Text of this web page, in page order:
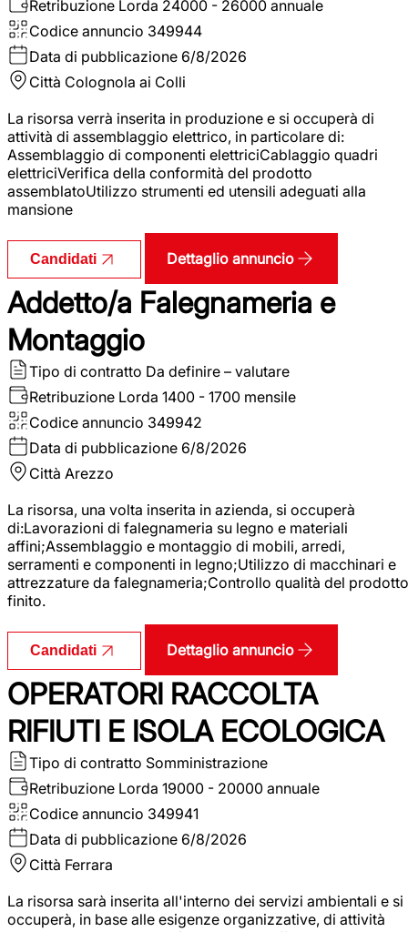
Retribuzione Lorda 24000 - 26000 annuale
Codice annuncio 349944
Data di pubblicazione 6/8/2026
Città Colognola ai Colli
La risorsa verrà inserita in produzione e si occuperà di
attività di assemblaggio elettrico, in particolare di:
Assemblaggio di componenti elettriciCablaggio quadri
elettriciVerifica della conformità del prodotto
assemblatoUtilizzo strumenti ed utensili adeguati alla
mansione
Candidati Dettaglio annuncio
Addetto/a Falegnameria e
Montaggio
Tipo di contratto Da definire – valutare
Retribuzione Lorda 1400 - 1700 mensile
Codice annuncio 349942
Data di pubblicazione 6/8/2026
Città Arezzo
La risorsa, una volta inserita in azienda, si occuperà
di:Lavorazioni di falegnameria su legno e materiali
affini;Assemblaggio e montaggio di mobili, arredi,
serramenti e componenti in legno;Utilizzo di macchinari e
attrezzature da falegnameria;Controllo qualità del prodotto
finito.
Candidati Dettaglio annuncio
OPERATORI RACCOLTA
RIFIUTI E ISOLA ECOLOGICA
Tipo di contratto Somministrazione
Retribuzione Lorda 19000 - 20000 annuale
Codice annuncio 349941
Data di pubblicazione 6/8/2026
Città Ferrara
La risorsa sarà inserita all'interno dei servizi ambientali e si
occuperà, in base alle esigenze organizzative, di attività